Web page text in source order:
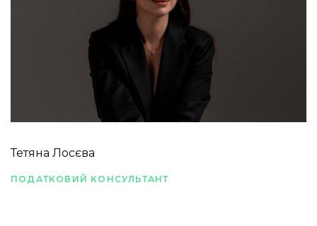
Тетяна Лосєва
ПОДАТКОВИЙ КОНСУЛЬТАНТ